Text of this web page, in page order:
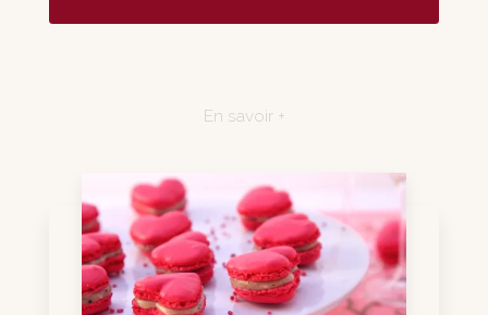
En savoir +